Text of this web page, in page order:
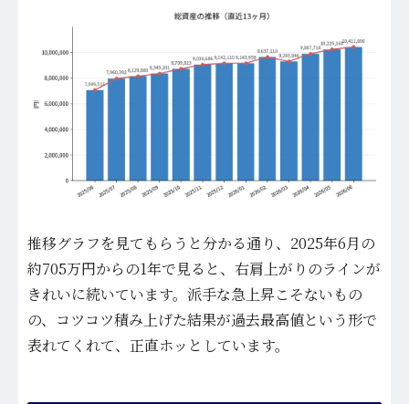
推移グラフを見てもらうと分かる通り、2025年6月の
約705万円からの1年で見ると、右肩上がりのラインが
きれいに続いています。派手な急上昇こそないもの
の、コツコツ積み上げた結果が過去最高値という形で
表れてくれて、正直ホッとしています。